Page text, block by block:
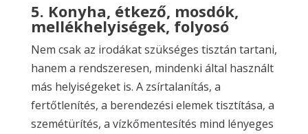
5. Konyha, étkező, mosdók,
mellékhelyiségek, folyosó
Nem csak az irodákat szükséges tisztán tartani,
hanem a rendszeresen, mindenki által használt
más helyiségeket is. A zsírtalanítás, a
fertőtlenítés, a berendezési elemek tisztítása, a
szemétürítés, a vízkőmentesítés mind lényeges